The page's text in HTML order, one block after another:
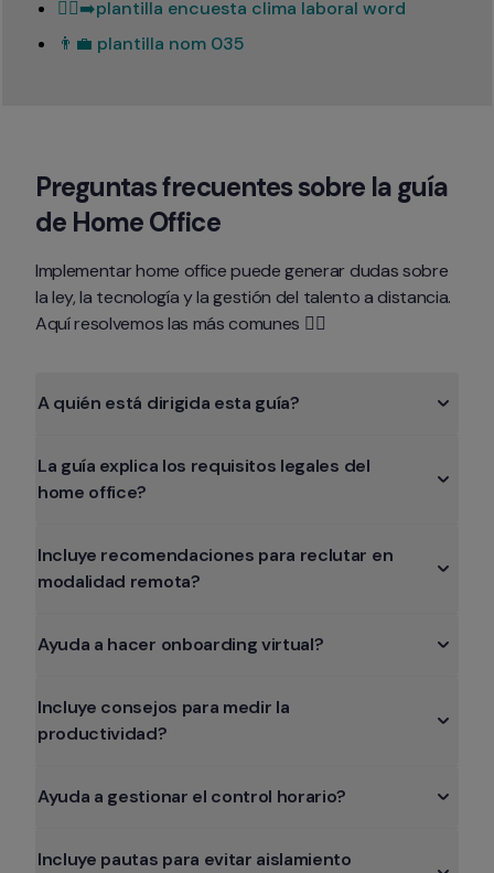
🏃‍♂️‍➡️plantilla encuesta clima laboral word
👨‍💼 plantilla nom 035
Preguntas frecuentes sobre la guía
de Home Office
Implementar home office puede generar dudas sobre
la ley, la tecnología y la gestión del talento a distancia.
Aquí resolvemos las más comunes 👇🏻
A quién está dirigida esta guía?
La guía explica los requisitos legales del
home office?
Incluye recomendaciones para reclutar en
modalidad remota?
Ayuda a hacer onboarding virtual?
Incluye consejos para medir la
productividad?
Ayuda a gestionar el control horario?
Incluye pautas para evitar aislamiento